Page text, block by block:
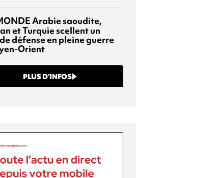
Arabie saoudite,
et Turquie scellent un
défense en pleine guerre
Orient
PLUS D’INFOS